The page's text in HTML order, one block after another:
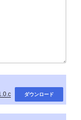
ダウンロード